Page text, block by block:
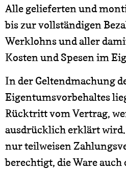
Alle gelieferten und
bis zur vollständigen
Werklohns und aller
Kosten und Spesen im
In der Geltendmachung
Eigentumsvorbehaltes
Rücktritt vom Vertrag,
ausdrücklich erklärt wird.
nur teilweisen
berechtigt, die Ware